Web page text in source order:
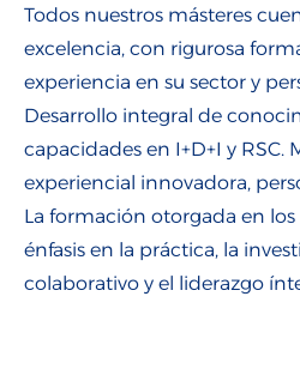
Especializaciones
Doctorado
Talento para empresas
CMI Journal
Todos nuestros másteres
excelencia, con rigurosa
experiencia en su sector y
Desarrollo integral de
capacidades en I+D+I y
experiencial innovadora,
La formación otorgada en
énfasis en la práctica, la
colaborativo y el liderazgo